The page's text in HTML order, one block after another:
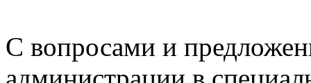
С вопросами и